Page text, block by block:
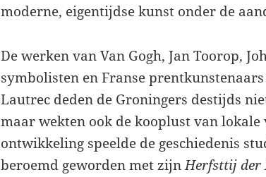
moderne, eigentijdse kunst onder de
De werken van Van Gogh, Jan Toorop,
symbolisten en Franse
Lautrec deden de Groningers destijds
maar wekten ook de kooplust van lokale
ontwikkeling speelde de geschiedenis
beroemd geworden met zijnHerfsttij der